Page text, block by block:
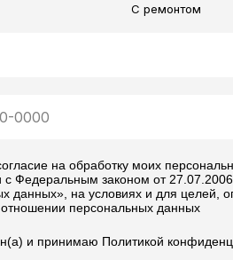
С ремонтом
на обработку моих
с Федеральным законом от
данных», на условиях и для целей,
персональных данных
и принимаю Политикой